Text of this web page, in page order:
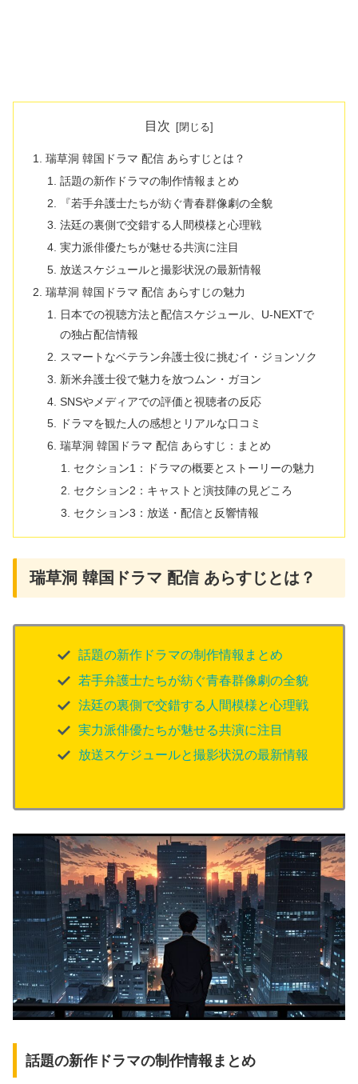
目次
瑞草洞 韓国ドラマ 配信 あらすじとは？
話題の新作ドラマの制作情報まとめ
『若手弁護士たちが紡ぐ青春群像劇の全貌
法廷の裏側で交錯する人間模様と心理戦
実力派俳優たちが魅せる共演に注目
放送スケジュールと撮影状況の最新情報
瑞草洞 韓国ドラマ 配信 あらすじの魅力
日本での視聴方法と配信スケジュール、U-NEXTで
の独占配信情報
スマートなベテラン弁護士役に挑むイ・ジョンソク
新米弁護士役で魅力を放つムン・ガヨン
SNSやメディアでの評価と視聴者の反応
ドラマを観た人の感想とリアルな口コミ
瑞草洞 韓国ドラマ 配信 あらすじ：まとめ
セクション1：ドラマの概要とストーリーの魅力
セクション2：キャストと演技陣の見どころ
セクション3：放送・配信と反響情報
瑞草洞 韓国ドラマ 配信 あらすじとは？
話題の新作ドラマの制作情報まとめ
若手弁護士たちが紡ぐ青春群像劇の全貌
法廷の裏側で交錯する人間模様と心理戦
実力派俳優たちが魅せる共演に注目
放送スケジュールと撮影状況の最新情報
話題の新作ドラマの制作情報まとめ